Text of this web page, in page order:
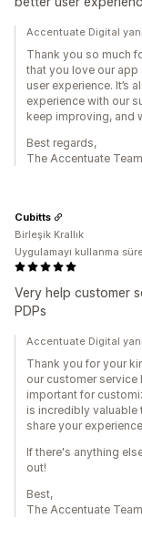
Accentuate Digital
Thank you so much
that you love our
user experience. It’s
experience with our
keep improving, and
Best regards,
The Accentuate Team
Very help customer
PDPs
Cubitts
Birleşik Krallık
Uygulamayı kullanma
Accentuate Digital
Thank you for your
our customer service
important for
is incredibly valuable
share your
If there's anything
out!
Best,
The Accentuate Team